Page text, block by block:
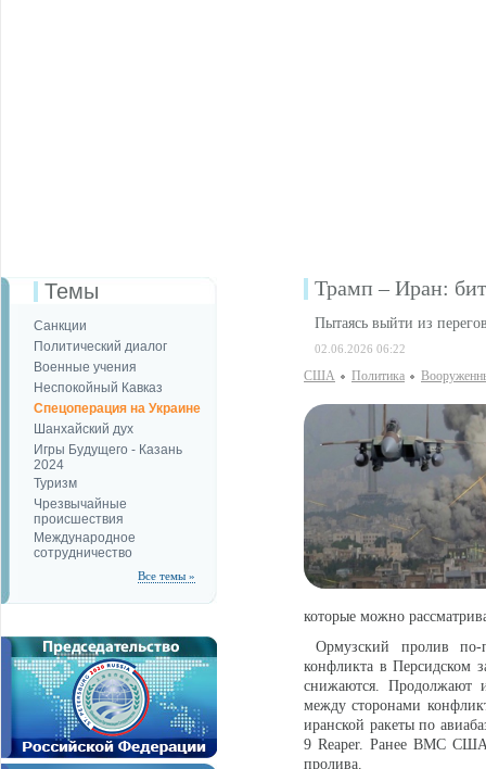
Темы
Санкции
Политический диалог
Военные учения
Неспокойный Кавказ
Спецоперация на Украине
Шанхайский дух
Игры Будущего - Казань
2024
Туризм
Чрезвычайные
происшествия
Международное
сотрудничество
Все темы »
Трамп – Иран:
Пытаясь выйти из
02.06.2026 06:22
США Политика
которые можно
Ормузский пролив по-
конфликта в Персидском
снижаются. Продолжают
между сторонами
иранской ракеты по
9 Reaper. Ранее ВМС США
пролива.